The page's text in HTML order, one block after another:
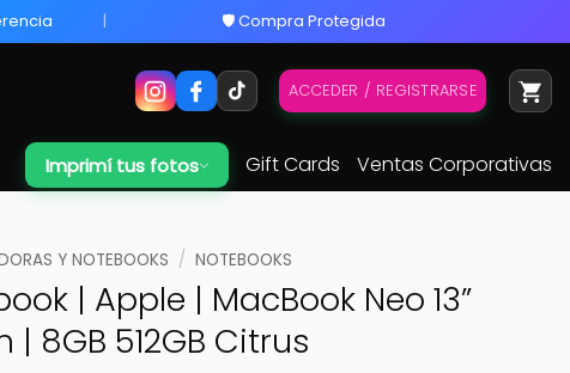
🛡️ Compra Protegida
ACCEDER / REGISTRARSE
Imprimí tus fotos Gift Cards Ventas Corporativas
Y NOTEBOOKS / NOTEBOOKS
| Apple | MacBook Neo 13”
| 8GB 512GB Citrus